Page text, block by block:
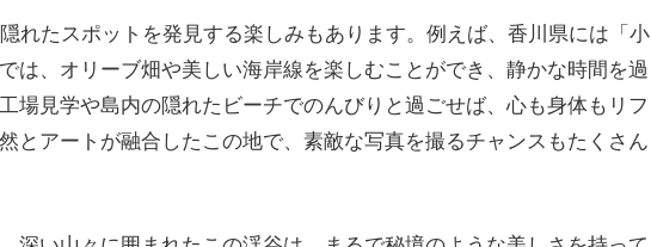
れたスポットを発見する楽しみもあります。例えば、香川県には「小
は、オリーブ畑や美しい海岸線を楽しむことができ、静かな時間を過
場見学や島内の隠れたビーチでのんびりと過ごせば、心も身体もリフ
とアートが融合したこの地で、素敵な写真を撮るチャンスもたくさん